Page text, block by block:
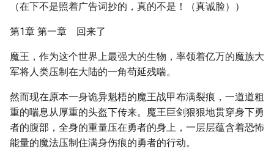
（在下不是照着广告词抄的，真的不是！（真诚脸））
第1章 第一章 回来了
魔王，作为这个世界上最强大的生物，率领着亿万的魔族大
军将人类压制在大陆的一角苟延残喘。
然而现在原本一身诡异魁梧的魔王战甲布满裂痕，一道道粗
重的喘息从厚重的头盔下传来。魔王巨剑狠狠地贯穿身下勇
者的腹部，全身的重量压在勇者的身上，一层层蕴含着恐怖
能量的魔法压制住满身伤痕的勇者的行动。